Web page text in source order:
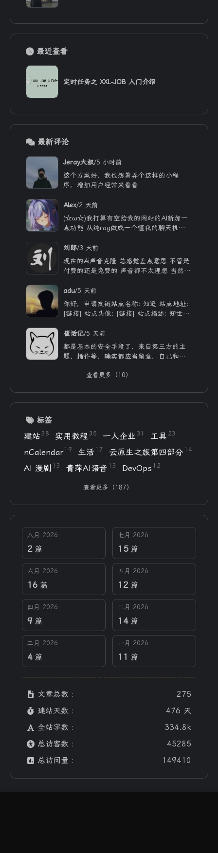
最近查看
定时任务之 XXL-JOB 入门介绍
最新评论
Jeray大叔/5 小时前
这个方案好，我也想着弄个这样的小程
序，增加用户经常来看看
Alex/2 天前
(☆ω☆)我打算有空给我的网站的AI新加一
点功能 从纯rag做成一个懂我的聊天机器
可以薅免费额度的API 还有DeepSeek的低
价API 太爽啦
刘郎/3 天前
现在的Ai声音克隆 总感觉差点意思 不管是
付费的还是免费的 声音都不太理想 当然
adu/5 天前
你好，申请友链站点名称: 知遥 站点地址:
[链接] 站点头像: [链接] 站点描述: 知世故
崔话记/5 天前
都是基本的安全手段了，来自第三方的主
题、插件等，确实都应当留意，自己和用ai
查看更多（10）
标签
建站 38 实用教程 35 一人企业 31 工具 23
nCalendar 19 生活 17 云原生之旅第四部分 14
AI 漫剧 13 青萍AI语音 13 DevOps 12
查看更多（187）
八月 2026
2 篇
七月 2026
15 篇
六月 2026
16 篇
五月 2026
12 篇
四月 2026
9 篇
三月 2026
14 篇
二月 2026
4 篇
一月 2026
11 篇
文章总数 :
275
建站天数 :
476 天
全站字数 :
334.8k
总访客数 :
45285
总访问量 :
149410